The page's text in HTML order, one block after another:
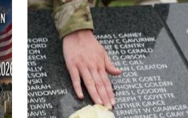
오후 3시 서초문화예술회관에서 서
초구청, 서초교향악단과 함께 '미국
독립 250주년 기념 한미친선음악
회(ROK-US Friendship Concer
t)'를 개최하였습니다. 음악회에는
한미 양국 관계자와 시민, 한미 장
병 등 약 700명이 참석하였고, 특히
주한미군 장병 200여 명을 포함한